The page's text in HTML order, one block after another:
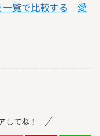
覧で比較する ｜ 愛
してね！